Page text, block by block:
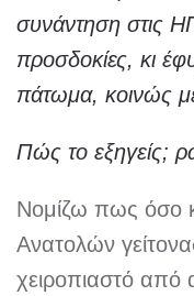
συνάντηση στις
προσδοκίες, κι
πάτωμα, κοινώς
Πώς το εξηγείς;
Νομίζω πως όσο
Ανατολών
χειροπιαστό από